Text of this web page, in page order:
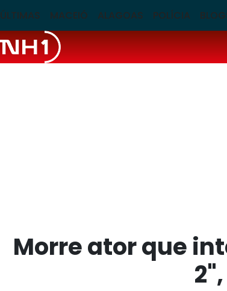
ÚLTIMAS MACEIÓ ALAGOAS POLÍCIA
Morre ator que